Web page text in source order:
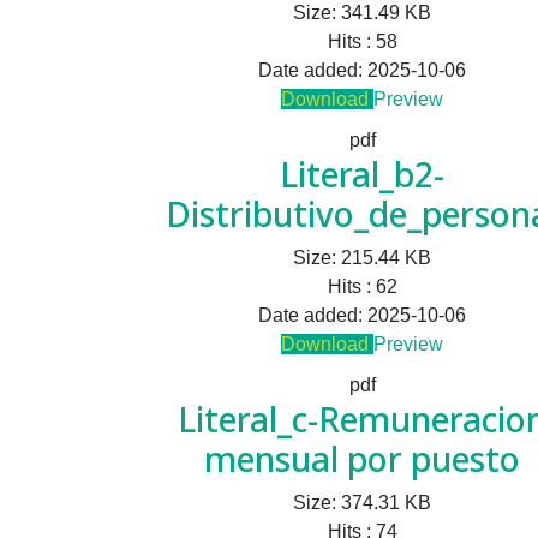
Size:341.49 KB
Hits : 58
Date added: 2025-10-06
Download Preview
pdf
Literal_b2-
Size: 215.44 KB
Hits : 62
Date added: 2025-10-06
Download Preview
pdf
Literal_c-
mensual por puesto
Size:374.31 KB
Hits : 74